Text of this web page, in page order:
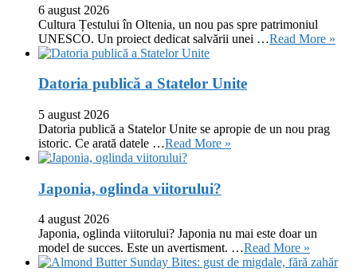
6 august 2026
Cultura Țestului în Oltenia, un nou pas spre patrimoniul
UNESCO. Un proiect dedicat salvării unei …Read More »
Datoria publică a Statelor Unite
5 august 2026
Datoria publică a Statelor Unite se apropie de un nou prag
istoric. Ce arată datele …Read More »
Japonia, oglinda viitorului?
4 august 2026
Japonia, oglinda viitorului? Japonia nu mai este doar un
model de succes. Este un avertisment. …Read More »